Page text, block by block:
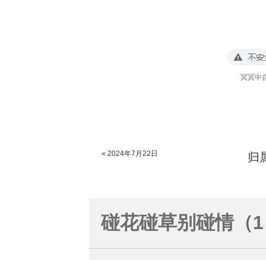
冥冥中
« 2024年7月22日 归
碰花碰草别碰情（